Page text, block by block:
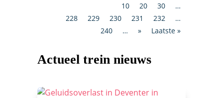
10
20 30
…
228
229 230 231 232
…
240
… » Laatste »
Actueel trein nieuws